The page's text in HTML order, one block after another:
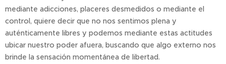
mediante adicciones, placeres desmedidos o mediante el
control, quiere decir que no nos sentimos plena y
auténticamente libres y podemos mediante estas actitudes
ubicar nuestro poder afuera, buscando que algo externo nos
brinde la sensación momentánea de libertad.